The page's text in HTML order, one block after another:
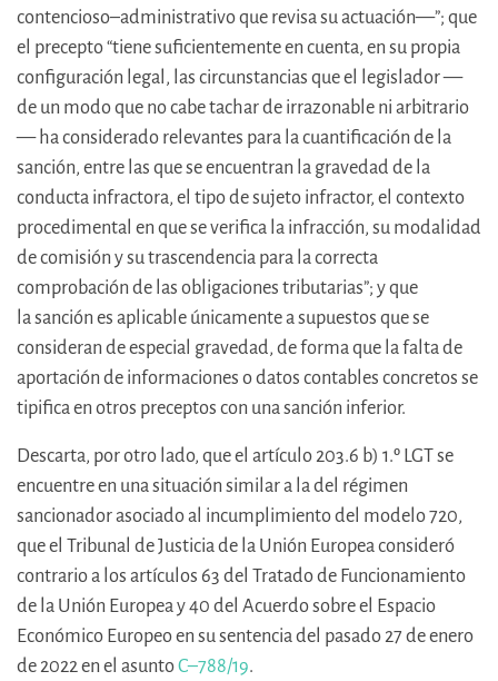
contencioso–administrativo que revisa su actuación—”; que
el precepto “tiene suficientemente en cuenta, en su propia
configuración legal, las circunstancias que el legislador —
de un modo que no cabe tachar de irrazonable ni arbitrario
— ha considerado relevantes para la cuantificación de la
sanción, entre las que se encuentran la gravedad de la
conducta infractora, el tipo de sujeto infractor, el contexto
procedimental en que se verifica la infracción, su modalidad
de comisión y su trascendencia para la correcta
comprobación de las obligaciones tributarias”; y que
la sanción es aplicable únicamente a supuestos que se
consideran de especial gravedad, de forma que la falta de
aportación de informaciones o datos contables concretos se
tipifica en otros preceptos con una sanción inferior.
Descarta, por otro lado, que el artículo 203.6 b) 1.º LGT se
encuentre en una situación similar a la del régimen
sancionador asociado al incumplimiento del modelo 720,
que el Tribunal de Justicia de la Unión Europea consideró
contrario a los artículos 63 del Tratado de Funcionamiento
de la Unión Europea y 40 del Acuerdo sobre el Espacio
Económico Europeo en su sentencia del pasado 27 de enero
de 2022 en el asuntoC–788/19.